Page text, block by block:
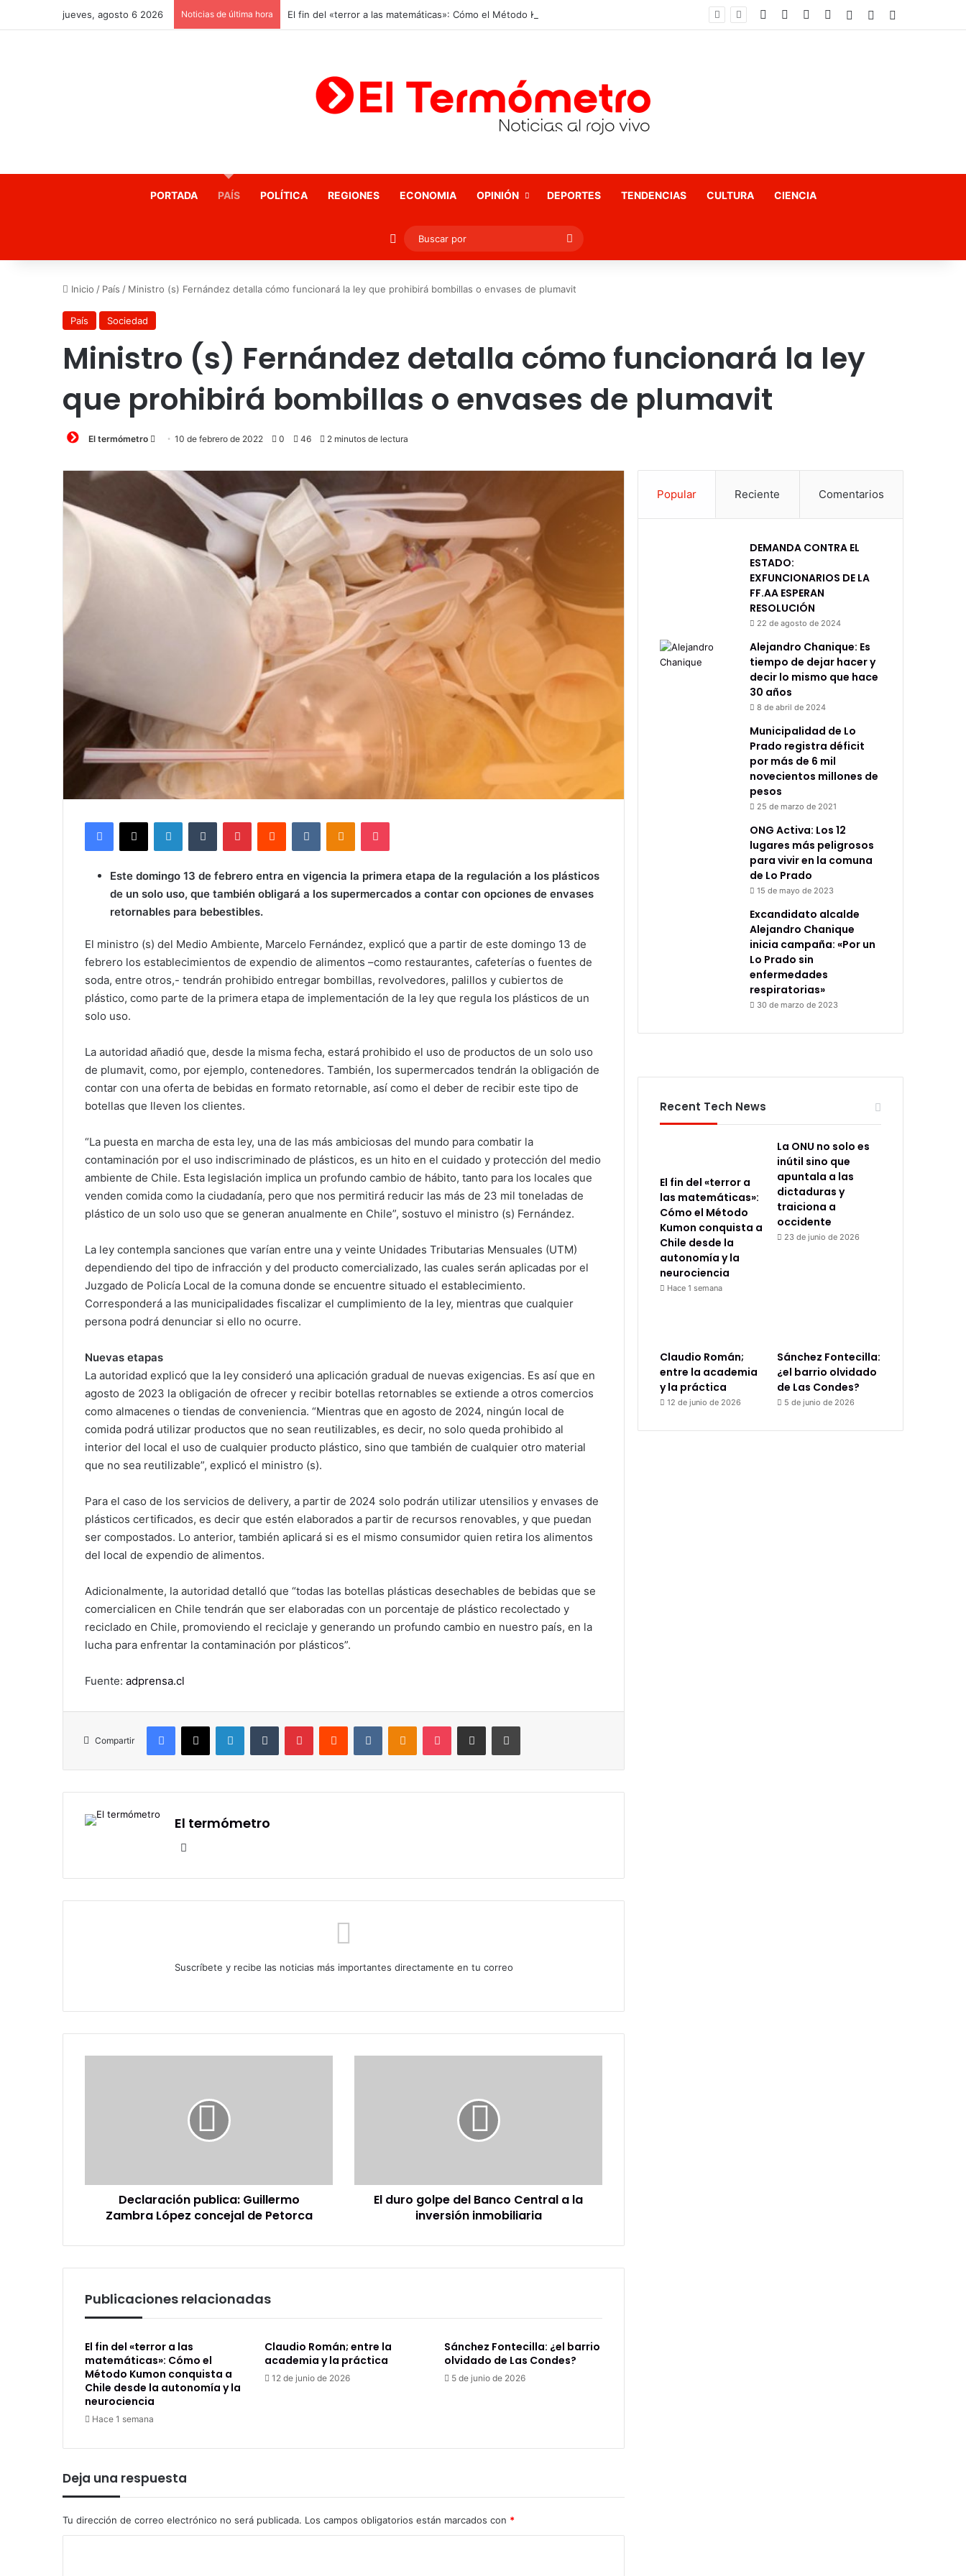
jueves, agosto 6 2026 Noticias de última hora Facebook YouTubeInstagramAccesoPublicación al
PORTADA PAÍS POLÍTICA REGIONES ECONOMIA OPINIÓN DEPORTES TENDENCIAS CULTURA CIENCIA
Publicación al azar
Buscar
por
Inicio / País / Ministro (s) Fernández detalla cómo funcionará la ley que prohibirá bombillas o envases de plumavit
País Sociedad
Ministro (s) Fernández detalla cómo funcionará la ley
que prohibirá bombillas o envases de plumavit
El termómetro
Send
email
10 de febrero de 2022 0 46 2 minutos de lectura
Facebook
X LinkedInTumblr PinterestReddit VKontakteOdnoklassniki
Pocket
Este domingo 13 de febrero entra en vigencia la primera etapa de la regulación a los plásticos
de un solo uso, que también obligará a los supermercados a contar con opciones de envases
retornables para bebestibles.
El ministro (s) del Medio Ambiente, Marcelo Fernández, explicó que a partir de este domingo 13 de
febrero los establecimientos de expendio de alimentos –como restaurantes, cafeterías o fuentes de
soda, entre otros,- tendrán prohibido entregar bombillas, revolvedores, palillos y cubiertos de
plástico, como parte de la primera etapa de implementación de la ley que regula los plásticos de un
solo uso.
La autoridad añadió que, desde la misma fecha, estará prohibido el uso de productos de un solo uso
de plumavit, como, por ejemplo, contenedores. También, los supermercados tendrán la obligación de
contar con una oferta de bebidas en formato retornable, así como el deber de recibir este tipo de
botellas que lleven los clientes.
“La puesta en marcha de esta ley, una de las más ambiciosas del mundo para combatir la
contaminación por el uso indiscriminado de plásticos, es un hito en el cuidado y protección del medio
ambiente de Chile. Esta legislación implica un profundo cambio de hábito, tanto para los locales que
venden comida como la ciudadanía, pero que nos permitirá reducir las más de 23 mil toneladas de
plástico de un solo uso que se generan anualmente en Chile”, sostuvo el ministro (s) Fernández.
La ley contempla sanciones que varían entre una y veinte Unidades Tributarias Mensuales (UTM)
dependiendo del tipo de infracción y del producto comercializado, las cuales serán aplicadas por el
Juzgado de Policía Local de la comuna donde se encuentre situado el establecimiento.
Corresponderá a las municipalidades fiscalizar el cumplimiento de la ley, mientras que cualquier
persona podrá denunciar si ello no ocurre.
Nuevas etapas
La autoridad explicó que la ley consideró una aplicación gradual de nuevas exigencias. Es así que en
agosto de 2023 la obligación de ofrecer y recibir botellas retornables se extiende a otros comercios
como almacenes o tiendas de conveniencia. “Mientras que en agosto de 2024, ningún local de
comida podrá utilizar productos que no sean reutilizables, es decir, no solo queda prohibido al
interior del local el uso de cualquier producto plástico, sino que también de cualquier otro material
que no sea reutilizable”, explicó el ministro (s).
Para el caso de los servicios de delivery, a partir de 2024 solo podrán utilizar utensilios y envases de
plásticos certificados, es decir que estén elaborados a partir de recursos renovables, y que puedan
ser compostados. Lo anterior, también aplicará si es el mismo consumidor quien retira los alimentos
del local de expendio de alimentos.
Adicionalmente, la autoridad detalló que “todas las botellas plásticas desechables de bebidas que se
comercialicen en Chile tendrán que ser elaboradas con un porcentaje de plástico recolectado y
reciclado en Chile, promoviendo el reciclaje y generando un profundo cambio en nuestro país, en la
lucha para enfrentar la contaminación por plásticos”.
Fuente: adprensa.cl
Compartir
Facebook
X LinkedInTumblr PinterestReddit VKontakteOdnoklassniki
Pocket Compartir por correo electrónicoImprimir
El termómetro
Suscríbete y recibe las noticias más importantes directamente en tu correo
Declaración publica: Guillermo
Zambra López concejal de Petorca
inversión
inmobiliaria
El duro golpe del Banco Central a la
inversión inmobiliaria
Publicaciones relacionadas
El fin del «terror a las
matemáticas»: Cómo el
Método Kumon conquista a
Chile desde la autonomía y la
neurociencia
Hace 1 semana
Claudio Román; entre la
academia y la práctica
12 de junio de 2026
Sánchez Fontecilla: ¿el barrio
olvidado de Las Condes?
5 de junio de 2026
Deja una respuesta
Tu dirección de correo electrónico no será publicada. Los campos obligatorios están marcados con *
Popular Reciente Comentarios
DEMANDA CONTRA EL
ESTADO:
EXFUNCIONARIOS DE LA
FF.AA ESPERAN
RESOLUCIÓN
22 de agosto de 2024
Alejandro Chanique: Es
tiempo de dejar hacer y
decir lo mismo que hace
30 años
8 de abril de 2024
Municipalidad de Lo
Prado registra déficit
por más de 6 mil
novecientos millones de
pesos
25 de marzo de 2021
ONG Activa: Los 12
lugares más peligrosos
para vivir en la comuna
de Lo Prado
15 de mayo de 2023
Excandidato alcalde
Alejandro Chanique
inicia campaña: «Por un
Lo Prado sin
enfermedades
respiratorias»
30 de marzo de 2023
Recent Tech News
El fin del «terror a
las matemáticas»:
Cómo el Método
Kumon conquista a
Chile desde la
autonomía y la
neurociencia
Hace 1 semana
La ONU no solo es
inútil sino que
apuntala a las
dictaduras y
traiciona a
occidente
23 de junio de 2026
Claudio Román;
entre la academia
y la práctica
12 de junio de 2026
Sánchez Fontecilla:
¿el barrio olvidado
de Las Condes?
5 de junio de 2026